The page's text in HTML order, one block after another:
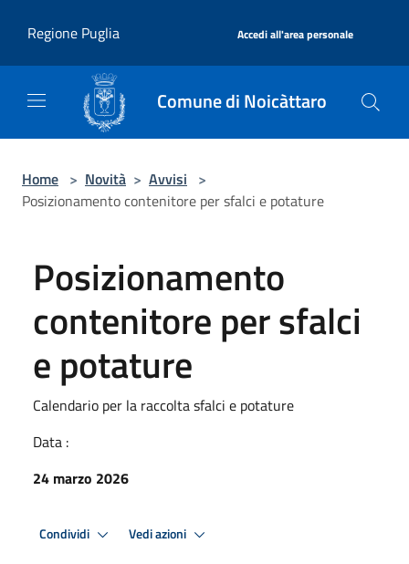
Regione Puglia
Accedi all'area personale
Comune di Noicàttaro
Home > Novità > Avvisi >
Posizionamento contenitore per sfalci e potature
Posizionamento
contenitore per sfalci
e potature
Calendario per la raccolta sfalci e potature
Data :
24 marzo 2026
Condividi Vedi azioni